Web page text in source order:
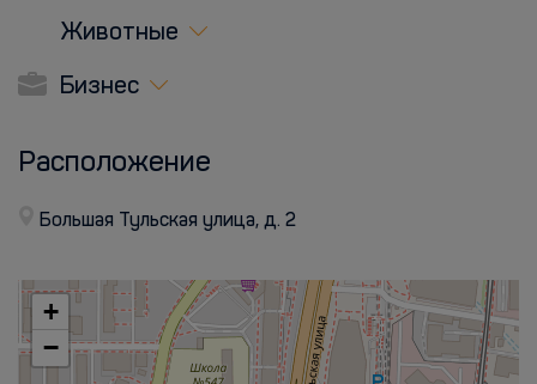
Животные
Бизнес
Расположение
Большая Тульская улица, д. 2
+
−